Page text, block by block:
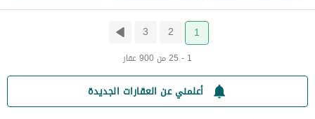
1
2
3
1 - 25 من 900 عقار
أعلمني عن العقارات الجديدة